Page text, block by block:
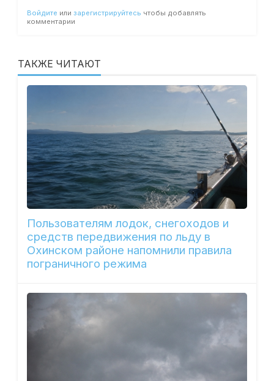
Войдите или зарегистрируйтесь чтобы добавлять
комментарии
ТАКЖЕ ЧИТАЮТ
Пользователям лодок, снегоходов и
средств передвижения по льду в
Охинском районе напомнили правила
пограничного режима